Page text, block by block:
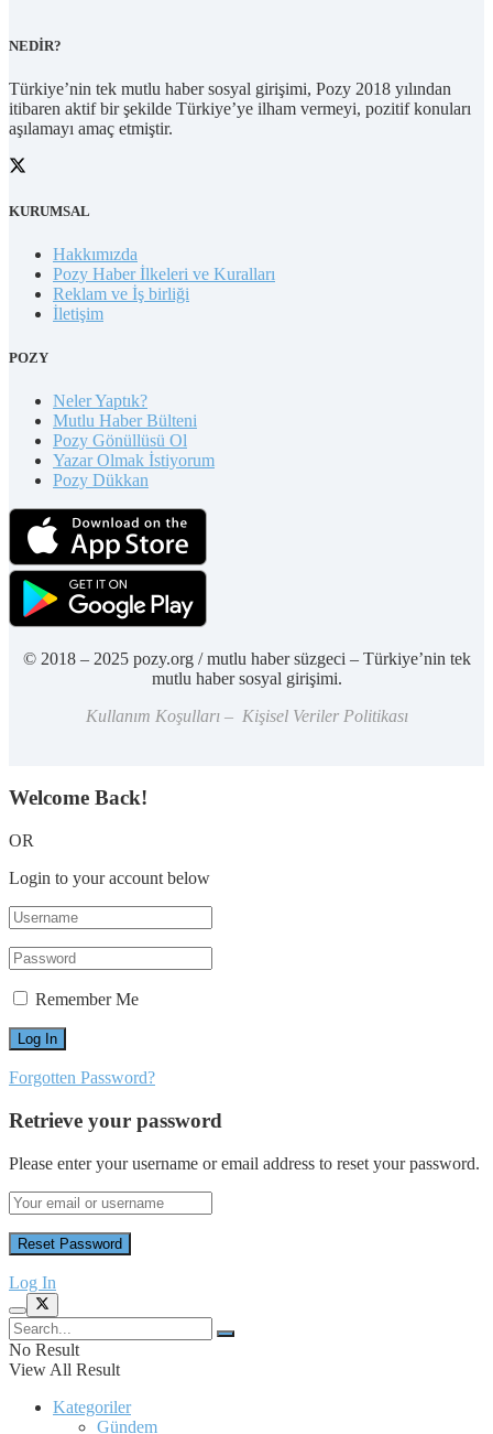
NEDİR?
Türkiye’nin tek mutlu haber sosyal girişimi, Pozy 2018 yılından
itibaren aktif bir şekilde Türkiye’ye ilham vermeyi, pozitif konuları
aşılamayı amaç etmiştir.
KURUMSAL
Hakkımızda
Pozy Haber İlkeleri ve Kuralları
Reklam ve İş birliği
İletişim
POZY
Neler Yaptık?
Mutlu Haber Bülteni
Pozy Gönüllüsü Ol
Yazar Olmak İstiyorum
Pozy Dükkan
© 2018 – 2025 pozy.org / mutlu haber süzgeci – Türkiye’nin tek
mutlu haber sosyal girişimi.
Kullanım Koşulları – Kişisel Veriler Politikası
Welcome Back!
OR
Login to your account below
Remember Me
Forgotten Password?
Retrieve your password
Please enter your username or email address to reset your password.
Log In
No Result
View All Result
Kategoriler
Gündem